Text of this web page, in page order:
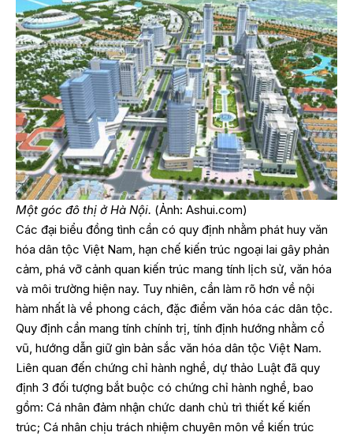
Một góc đô thị ở Hà Nội. (Ảnh: Ashui.com)
Các đại biểu đồng tình cần có quy định nhằm phát huy văn
hóa dân tộc Việt Nam, hạn chế kiến trúc ngoại lai gây phản
cảm, phá vỡ cảnh quan kiến trúc mang tính lịch sử, văn hóa
và môi trường hiện nay. Tuy nhiên, cần làm rõ hơn về nội
hàm nhất là về phong cách, đặc điểm văn hóa các dân tộc.
Quy định cần mang tính chính trị, tính định hướng nhằm cổ
vũ, hướng dẫn giữ gìn bản sắc văn hóa dân tộc Việt Nam.
Liên quan đến chứng chỉ hành nghề, dự thảo Luật đã quy
định 3 đối tượng bắt buộc có chứng chỉ hành nghề, bao
gồm: Cá nhân đảm nhận chức danh chủ trì thiết kế kiến
trúc; Cá nhân chịu trách nhiệm chuyên môn về kiến trúc